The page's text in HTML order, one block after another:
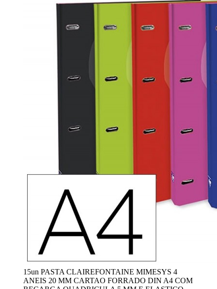
15un PASTA CLAIREFONTAINE MIMESYS 4
ANEIS 20 MM CARTAO FORRADO DIN A4 COM